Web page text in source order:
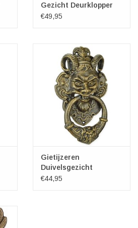
Gezicht Deurklopper
33cm
€49,95
Gietijzeren
Duivelsgezicht
Deurklopper 32,7cm
€44,95